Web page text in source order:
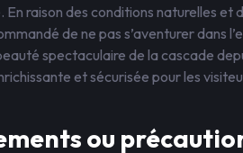
raison des conditions naturelles et
de ne pas s’aventurer dans
spectaculaire de la cascade
et sécurisée pour les
ou